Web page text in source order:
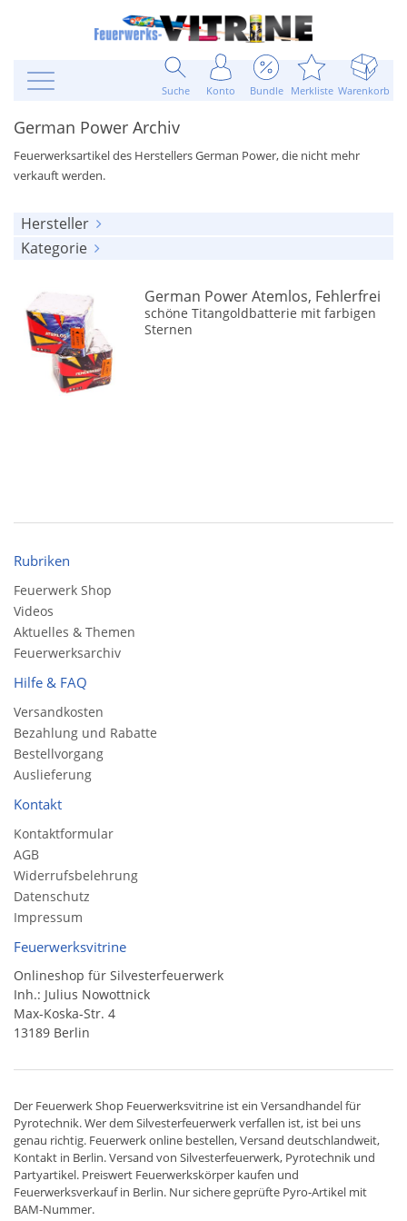
Suche Konto Bundle Merkliste Warenkorb
German Power Archiv
Feuerwerksartikel des Herstellers German Power, die nicht mehr
verkauft werden.
Hersteller
alle anzeigen
Kategorie
Batteriefeuerwerk
(1)
German Power Atemlos, Fehlerfrei
schöne Titangoldbatterie mit farbigen
Sternen
Rubriken
Feuerwerk Shop
Videos
Aktuelles & Themen
Feuerwerksarchiv
Hilfe & FAQ
Versandkosten
Bezahlung und Rabatte
Bestellvorgang
Auslieferung
Kontakt
Kontaktformular
AGB
Widerrufsbelehrung
Datenschutz
Impressum
Feuerwerksvitrine
Onlineshop für Silvesterfeuerwerk
Inh.: Julius Nowottnick
Max-Koska-Str. 4
13189 Berlin
Der Feuerwerk Shop Feuerwerksvitrine ist ein Versandhandelfür
Pyrotechnik. Wer dem Silvesterfeuerwerk verfallen ist, ist bei uns
genau richtig. Feuerwerk online bestellen,Versand deutschlandweit,
Kontakt in Berlin. Versand von Silvesterfeuerwerk, Pyrotechnik und
Partyartikel. Preiswert Feuerwerkskörper kaufen und
Feuerwerksverkauf in Berlin. Nur sichere geprüfte Pyro-Artikel mit
BAM-Nummer.